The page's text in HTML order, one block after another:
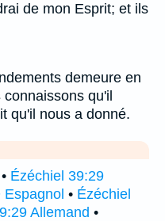
de mon Esprit; et ils
demeure en
qu'il
qu'il nous a donné.
• Ézéchiel 39:29
Espagnol • Ézéchiel
Allemand •